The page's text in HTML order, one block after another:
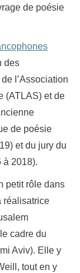
de poésie
des
l’Association
(ATLAS) et de
de poésie
et du jury du
à 2018).
petit rôle dans
réalisatrice
cadre du
Aviv). Elle y
tout en y